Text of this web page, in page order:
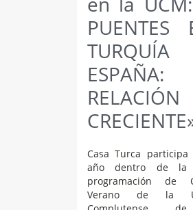
PUENTES
RELACIÓN
Casa Turca
año dentro de la
programación de
Verano de la